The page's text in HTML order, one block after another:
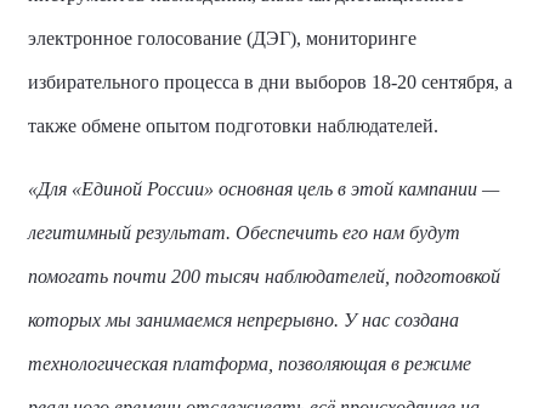
электронное голосование (ДЭГ), мониторинге
избирательного процесса в дни выборов 18-20 сентября, а
также обмене опытом подготовки наблюдателей.
«Для «Единой России» основная цель в этой кампании —
легитимный результат. Обеспечить его нам будут
помогать почти 200 тысяч наблюдателей, подготовкой
которых мы занимаемся непрерывно. У нас создана
технологическая платформа, позволяющая в режиме